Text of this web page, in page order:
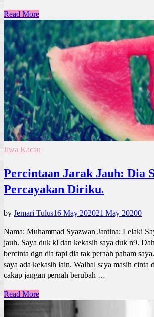
Read More
Jiwa Kacau
Percintaan Jarak Jauh: Dia
Percayakan Diriku.
by Jemari Tulus16 May 202021 May 20200
Nama: Muhammad Syazwan Jantina: Lelaki
jauh. Saya duk kl dan kekasih saya duk n9.
bercinta dgn dia tapi dia tak pernah paham
saya ada kekasih lain. Walhal saya masih cinta
cakap jangan pernah berubah …
Read More